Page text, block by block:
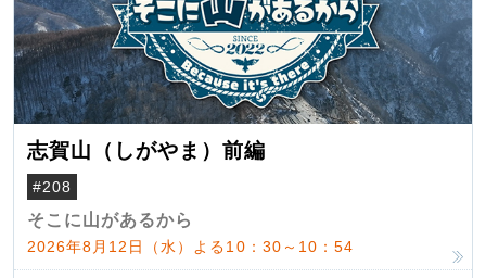
志賀山（しがやま）前編
#208
そこに山があるから
2026年8月12日（水）よる10：30～10：54